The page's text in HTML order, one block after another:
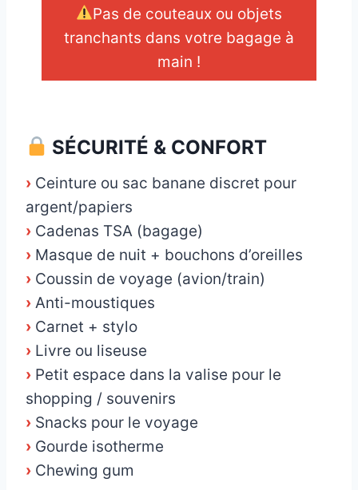
Pas de couteaux ou objets
tranchants dans votre bagage à
main !
SÉCURITÉ & CONFORT
› Ceinture ou sac banane discret pour
argent/papiers
› Cadenas TSA (bagage)
› Masque de nuit + bouchons d’oreilles
› Coussin de voyage (avion/train)
› Anti-moustiques
› Carnet + stylo
› Livre ou liseuse
› Petit espace dans la valise pour le
shopping / souvenirs
› Snacks pour le voyage
› Gourde isotherme
› Chewing gum